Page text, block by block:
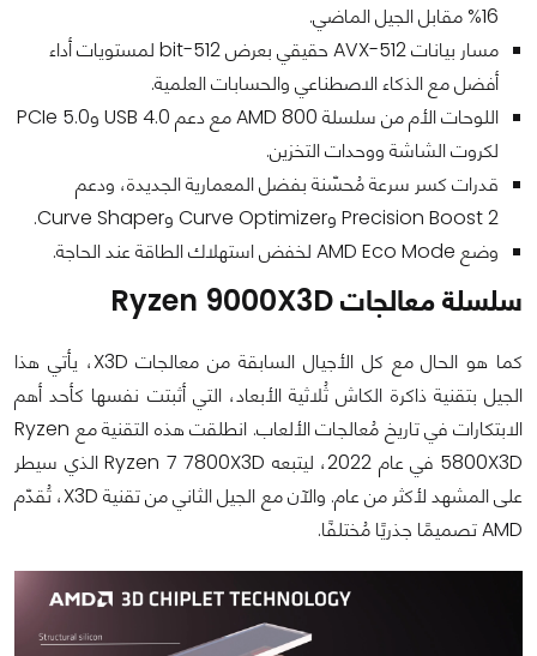
16% مقابل الجيل الماضي.
مسار بيانات AVX-512 حقيقي بعرض 512-bit لمستويات أداء
أفضل مع الذكاء الاصطناعي والحسابات العلمية.
اللوحات الأم من سلسلة AMD 800 مع دعم USB 4.0 وPCIe 5.0
لكروت الشاشة ووحدات التخزين.
قدرات كسر سرعة مُحسّنة بفضل المعمارية الجديدة، ودعم
Precision Boost 2 وCurve Optimizer وCurve Shaper.
وضع AMD Eco Mode لخفض استهلاك الطاقة عند الحاجة.
سلسلة معالجات Ryzen 9000X3D
كما هو الحال مع كل الأجيال السابقة من معالجات X3D، يأتي هذا
الجيل بتقنية ذاكرة الكاش ثُلاثية الأبعاد، التي أثبتت نفسها كأحد أهم
الابتكارات في تاريخ مُعالجات الألعاب. انطلقت هذه التقنية مع Ryzen
5800X3D في عام 2022، ليتبعه Ryzen 7 7800X3D الذي سيطر
على المشهد لأكثر من عام. والآن مع الجيل الثاني من تقنية X3D، تُقدّم
AMD تصميمًا جذريًا مُختلفًا.